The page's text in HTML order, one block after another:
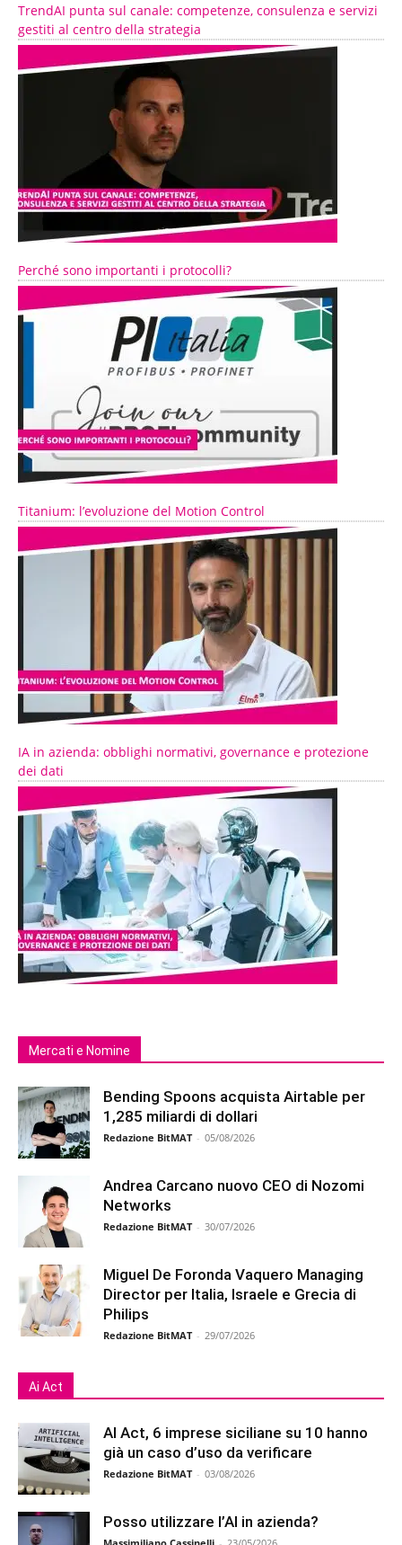
TrendAI punta sul canale: competenze, consulenza e servizi
gestiti al centro della strategia
Perché sono importanti i protocolli?
Titanium: l’evoluzione del Motion Control
IA in azienda: obblighi normativi, governance e protezione
dei dati
Mercati e Nomine
Bending Spoons acquista Airtable per
1,285 miliardi di dollari
Redazione BitMAT - 05/08/2026
Andrea Carcano nuovo CEO di Nozomi
Networks
Redazione BitMAT - 30/07/2026
Miguel De Foronda Vaquero Managing
Director per Italia, Israele e Grecia di
Philips
Redazione BitMAT - 29/07/2026
Ai Act
AI Act, 6 imprese siciliane su 10 hanno
già un caso d’uso da verificare
Redazione BitMAT - 03/08/2026
Posso utilizzare l’AI in azienda?